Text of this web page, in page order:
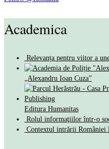
Academica
Relevanța pentru viitor a
„Alexandru Ioan Cuza”
Editura Humanitas
Rolul informaţiilor într-o
Contextul intrării României